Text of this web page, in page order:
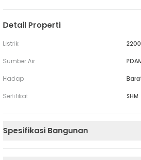
Detail Properti
Listrik
Sumber Air
Hadap
Sertifikat SHM
Spesifikasi Bangunan